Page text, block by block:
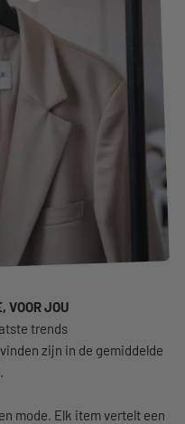
VOOR JOU
zijn in de gemiddelde
mode. Elk item vertelt een